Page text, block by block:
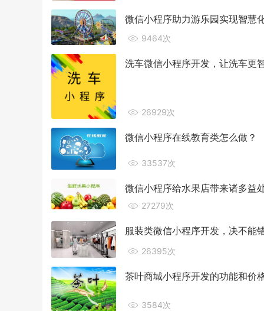
微信小程序助力游乐园实现智慧
9464次
洗车微信小程序开发，让洗车更
26929次
微信小程序在线教育类怎么做？
33537次
微信小程序给水果店带来诸多益
27279次
服装类微信小程序开发，决不能
26395次
茶叶商城小程序开发的功能和价
3584次